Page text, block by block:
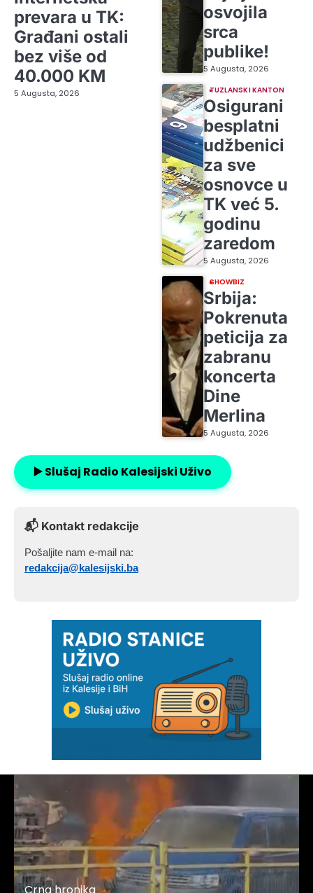
prevara u TK:
Građani ostali
bez više od
40.000 KM
5 Augusta, 2026
osvojila
srca
publike!
5 Augusta, 2026
TUZLANSKI KANTON
Osigurani
besplatni
udžbenici
za sve
osnovce u
TK već 5.
godinu
zaredom
5 Augusta, 2026
SHOWBIZ
Srbija:
Pokrenuta
peticija za
zabranu
koncerta
Dine
Merlina
5 Augusta, 2026
▶️ Slušaj Radio Kalesijski Uživo
📬 Kontakt redakcije
Pošaljite nam e-mail na:
redakcija@kalesijski.ba
Crna hronika